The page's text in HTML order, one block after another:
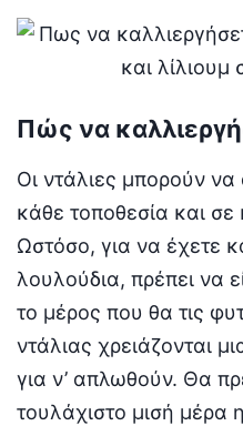
Πώς να
Οι ντάλιες μπορούν
κάθε τοποθεσία και
Ωστόσο, για να έχετε
λουλούδια, πρέπει να
το μέρος που θα τις
ντάλιας χρειάζονται
για ν’ απλωθούν. Θα
τουλάχιστο μισή μέρα